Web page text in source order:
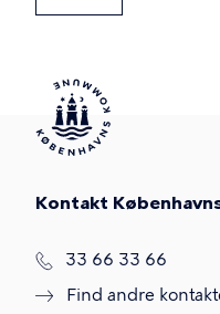
Kontakt
T
f
33 66 33 66
Find andre